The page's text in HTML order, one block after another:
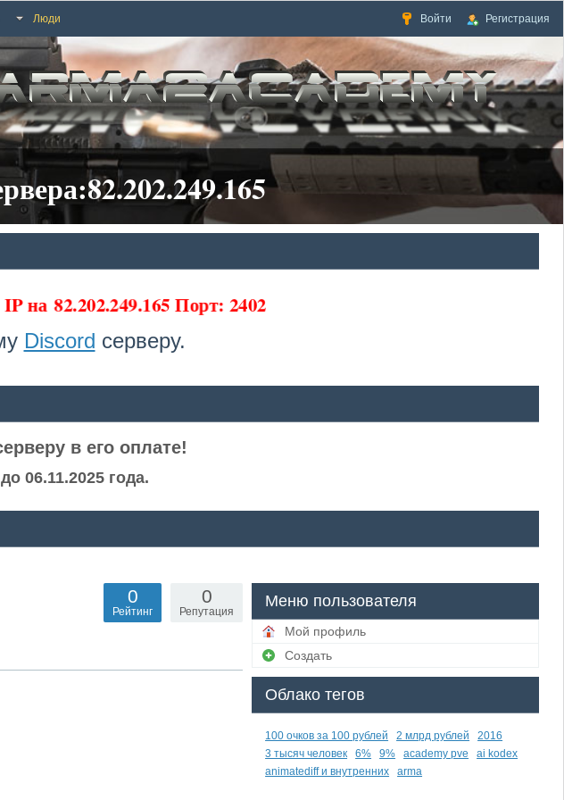
Люди Войти Регистрация
IP на82.202.249.165 Порт: 2402
Discord серверу.
в его оплате!
06.11.2025 года.
0
Репутация
0
Рейтинг
Меню пользователя
Мой профиль
Создать
Облако тегов
100 очков за 100 рублей 2 млрд рублей
2016
3 тысяч человек
6% 9% academy pve
ai kodex
animatediff и внутренних
arma